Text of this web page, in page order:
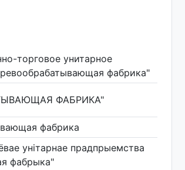
торговое унитарное
фабрика"
ФАБРИКА"
фабрика
унiтарнае прадпрыемства
фабрыка"